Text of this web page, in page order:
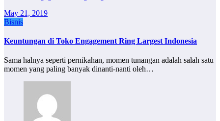
May 21, 2019
Bisnis
Keuntungan di Toko Engagement Ring Largest Indonesia
Sama halnya seperti pernikahan, momen tunangan adalah salah satu
momen yang paling banyak dinanti-nanti oleh…